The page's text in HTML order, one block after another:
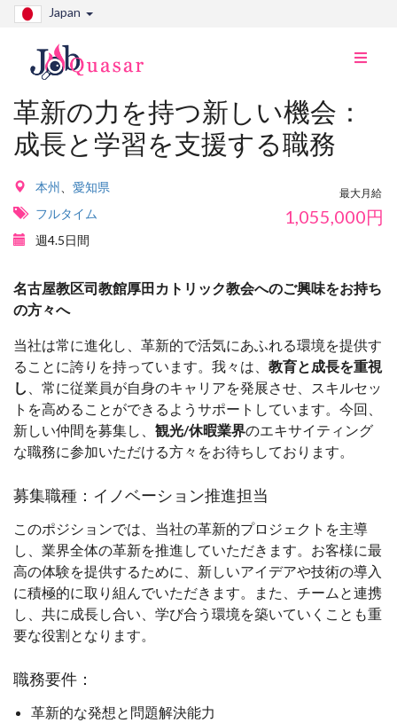
Japan
ナ
革新の力を持つ新しい機会：
成長と学習を支援する職務
本州
愛知県
フルタイム
週4.5日間
最大月給
1,055,000円
名古屋教区司教館厚田カトリック教会へのご興味をお持ち
の方々へ
当社は常に進化し、革新的で活気にあふれる環境を提供す
ることに誇りを持っています。我々は、 教育と成長を重視
し
、常に従業員が自身のキャリアを発展させ、スキルセッ
トを高めることができるようサポートしています。今回、
新しい仲間を募集し、 観光/休暇業界のエキサイティング
な職務に参加いただける方々をお待ちしております。
募集職種：イノベーション推進担当
このポジションでは、当社の革新的プロジェクトを主導
し、業界全体の革新を推進していただきます。お客様に最
高の体験を提供するために、新しいアイデアや技術の導入
に積極的に取り組んでいただきます。また、チームと連携
し、共に成長し合い、学び合う環境を築いていくことも重
要な役割となります。
職務要件：
革新的な発想と問題解決能力